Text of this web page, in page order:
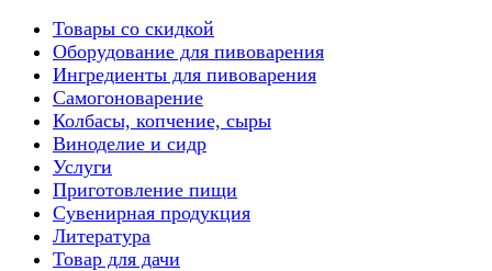
Товары со скидкой
Оборудование для пивоварения
Ингредиенты для пивоварения
Самогоноварение
Колбасы, копчение, сыры
Виноделие и сидр
Услуги
Приготовление пищи
Сувенирная продукция
Литература
Товар для дачи